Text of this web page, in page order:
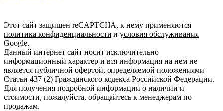
Этот сайт защищен reCAPTCHA, к нему применяются
политика конфиденциальности и условия обслуживания
Google.
Данный интернет сайт носит исключительно
информационный характер и вся информация на нем не
является публичной офертой, определяемой положениями
Статьи 437 (2) Гражданского кодекса Российской Федерации.
Для получения подробной информации о наличии и
стоимости, пожалуйста, обращайтесь к менеджерам по
продажам.